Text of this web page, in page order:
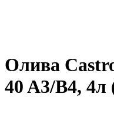
Олива
40 A3/B4,